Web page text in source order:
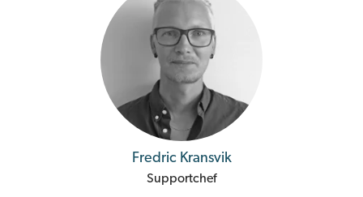
Fredric Kransvik
Supportchef